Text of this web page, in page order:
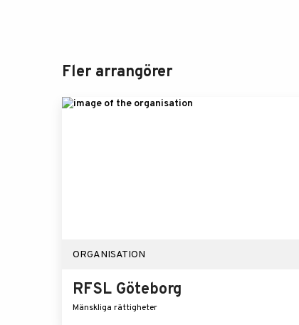
Fler arrangörer
ORGANISATION
RFSL Göteborg
Mänskliga rättigheter